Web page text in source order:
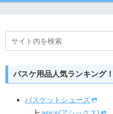
バスケ用品人気ランキング！
バスケットシューズ